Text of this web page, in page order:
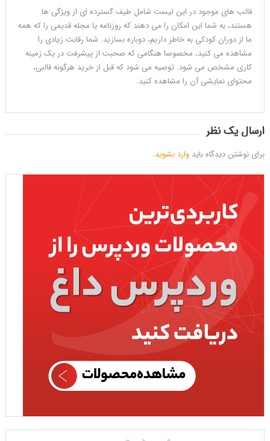
قالب های موجود در این لیست شامل طیف گسترده ای از ویژگی ها
هستند، به شما این امکان را می دهند که روزنامه یا مجله قدیمی را که همه
ما از دوران کودکی به خاطر داریم، دوباره بسازید. شما رقابت زیادی را
مشاهده می کنید، مخصوصا هنگامی که صحبت از پیشرفت در یک زمینه
کاری مشخص می شود. توصیه می شود که قبل از خرید هرگونه قالبی،
محتوای نمایشی آن را مشاهده کنید.
ارسال یک نظر
برای نوشتن دیدگاه باید وارد بشوید.